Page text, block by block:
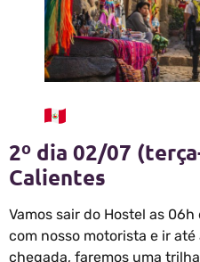
2º dia 02/07
Calientes
Vamos sair do Hostel as
com nosso motorista e ir
chegada, faremos uma